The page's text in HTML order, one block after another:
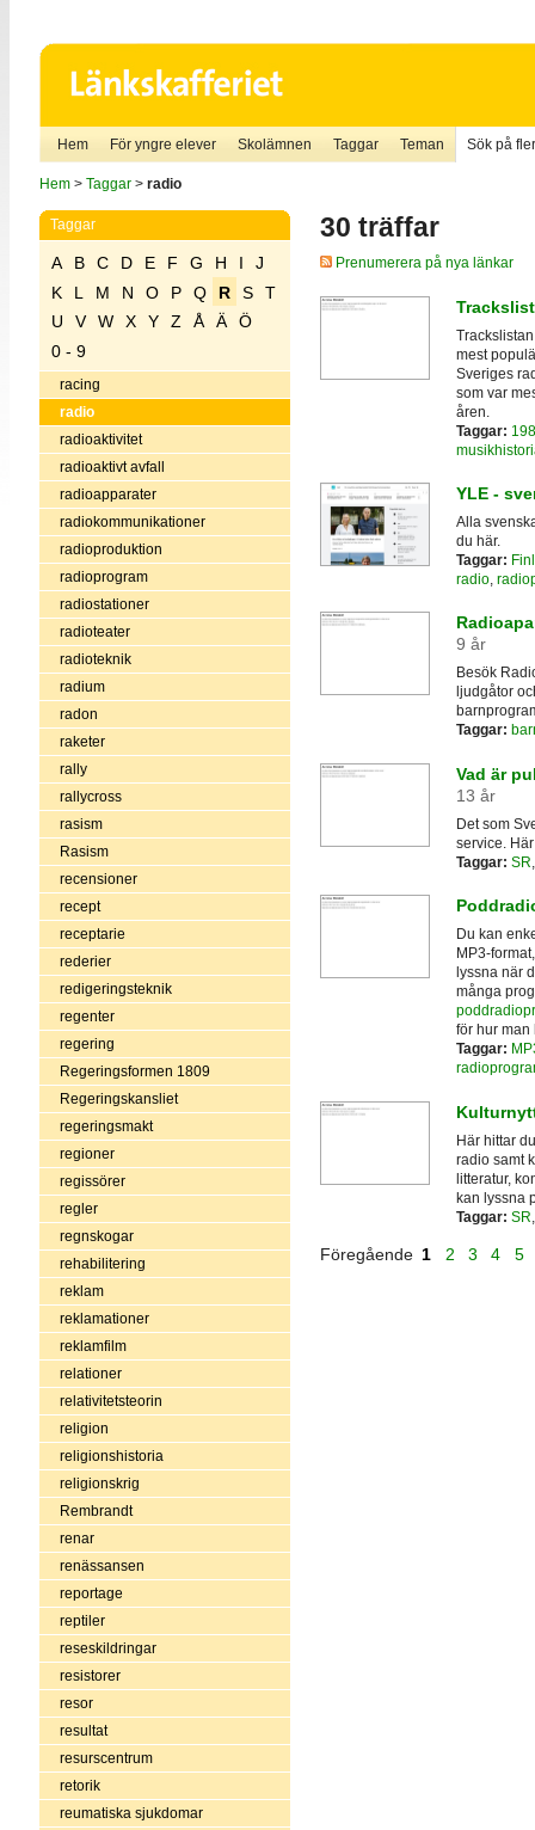
Hem För yngre elever Skolämnen Taggar Teman Sök på
Hem> Taggar> radio
Taggar
A B C D E F G H I
J
K
L M N O P Q R S
T
U
V W X Y Z Å Ä
Ö
0 - 9
racing
radio
radioaktivitet
radioaktivt avfall
radioapparater
radiokommunikationer
radioproduktion
radioprogram
radiostationer
radioteater
radioteknik
radium
radon
raketer
rally
rallycross
rasism
Rasism
recensioner
recept
receptarie
rederier
redigeringsteknik
regenter
regering
Regeringsformen 1809
Regeringskansliet
regeringsmakt
regioner
regissörer
regler
regnskogar
rehabilitering
reklam
reklamationer
reklamfilm
relationer
relativitetsteorin
religion
religionshistoria
religionskrig
Rembrandt
renar
renässansen
reportage
reptiler
reseskildringar
resistorer
resor
resultat
resurscentrum
retorik
reumatiska sjukdomar
30 träffar
Prenumerera på nya länkar
mest
Sveriges
som var
åren.
Taggar:
YLE -
Alla
du här.
Taggar:
radio,
9 år
Besök
ljudgåtor
Taggar:
Vad är
13 år
Det som
service.
Taggar: SR
Du kan
MP3-
lyssna när
många
för hur man
Taggar:
Här hittar
radio samt
litteratur,
kan lyssna
Taggar: SR
Föregående 1 2 3 4 5